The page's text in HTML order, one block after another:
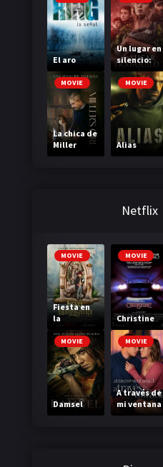
El aro
Un lugar en
silencio:
Parte II
MOVIE
La chica de
Miller
MOVIE
Alias
Netflix
MOVIE
Fiesta en
la
Madriguer
a
MOVIE
Christine
MOVIE
Damsel
MOVIE
A través de
mi ventana
3: A través